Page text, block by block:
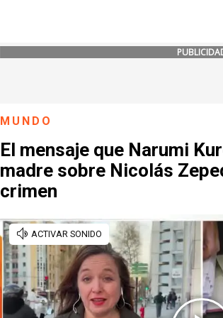
MUNDO
El mensaje que Narumi
madre sobre Nicolás
crimen